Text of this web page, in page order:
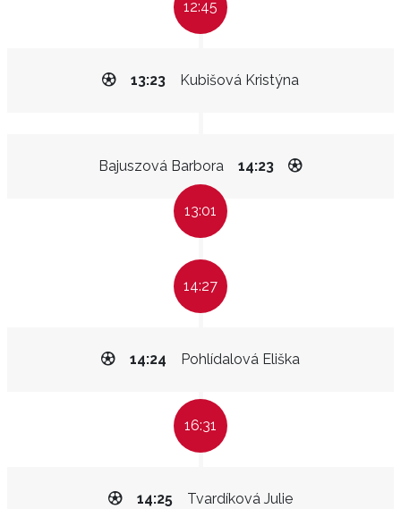
12:45
Kubišová Kristýna
13:23
Bajuszová Barbora 14:23
13:01
14:27
Pohlídalová Eliška
14:24
16:31
Tvardíková Julie
14:25